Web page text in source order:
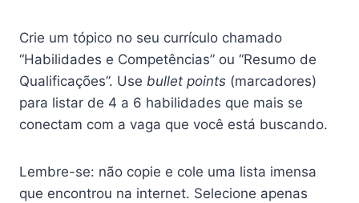
Crie um tópico no seu currículo chamado
“Habilidades e Competências” ou “Resumo de
Qualificações”. Use bullet points (marcadores)
para listar de 4 a 6 habilidades que mais se
conectam com a vaga que você está buscando.
Lembre-se: não copie e cole uma lista imensa
que encontrou na internet. Selecione apenas